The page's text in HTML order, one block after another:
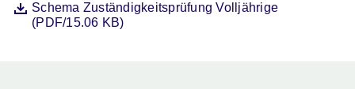
DateiSchema Zuständigkeitsprüfung Volljährige
(PDF/15.06 KB)
Öffnet sich in einem neuen Fenster